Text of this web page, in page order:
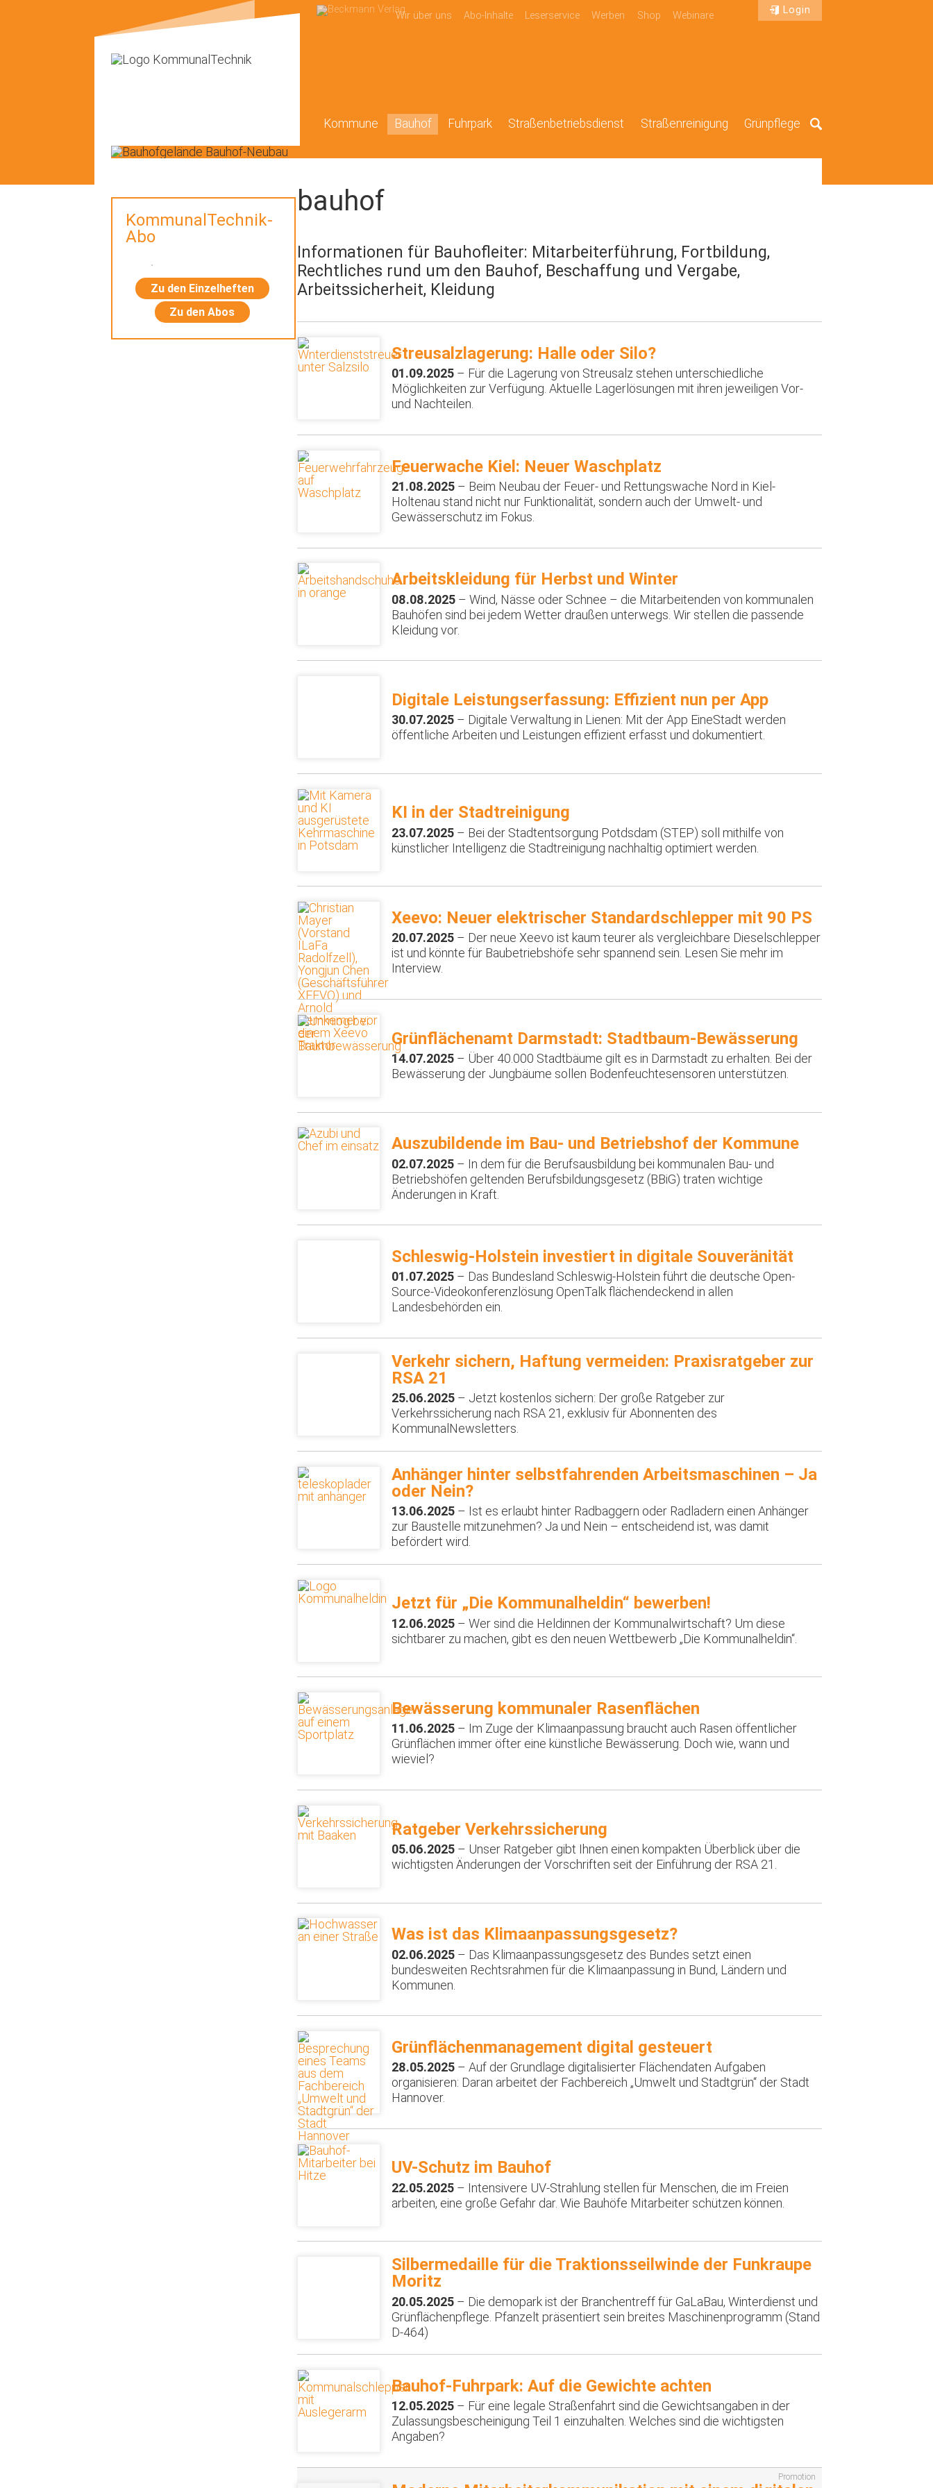
Wir über uns Abo-Inhalte Leserservice Werben Shop Webinare Login
Kommune Bauhof Fuhrpark Straßenbetriebsdienst Straßenreinigung Grünpflege Suche
bauhof
Informationen für Bauhofleiter: Mitarbeiterführung, Fortbildung,
Rechtliches rund um den Bauhof, Beschaffung und Vergabe,
Arbeitssicherheit, Kleidung
Streusalzlagerung: Halle oder Silo?
01.09.2025 – Für die Lagerung von Streusalz stehen unterschiedliche
Möglichkeiten zur Verfügung. Aktuelle Lagerlösungen mit ihren jeweiligen Vor-
und Nachteilen.
Feuerwache Kiel: Neuer Waschplatz
21.08.2025 – Beim Neubau der Feuer- und Rettungswache Nord in Kiel-
Holtenau stand nicht nur Funktionalität, sondern auch der Umwelt- und
Gewässerschutz im Fokus.
Arbeitskleidung für Herbst und Winter
08.08.2025 – Wind, Nässe oder Schnee – die Mitarbeitenden von kommunalen
Bauhöfen sind bei jedem Wetter draußen unterwegs. Wir stellen die passende
Kleidung vor.
Digitale Leistungserfassung: Effizient nun per App
30.07.2025 – Digitale Verwaltung in Lienen: Mit der App EineStadt werden
öffentliche Arbeiten und Leistungen effizient erfasst und dokumentiert.
KI in der Stadtreinigung
23.07.2025 – Bei der Stadtentsorgung Potdsdam (STEP) soll mithilfe von
künstlicher Intelligenz die Stadtreinigung nachhaltig optimiert werden.
Xeevo: Neuer elektrischer Standardschlepper mit 90 PS
20.07.2025 – Der neue Xeevo ist kaum teurer als vergleichbare Dieselschlepper
ist und könnte für Baubetriebshöfe sehr spannend sein. Lesen Sie mehr im
Interview.
Grünflächenamt Darmstadt: Stadtbaum-Bewässerung
14.07.2025 – Über 40.000 Stadtbäume gilt es in Darmstadt zu erhalten. Bei der
Bewässerung der Jungbäume sollen Bodenfeuchtesensoren unterstützen.
Auszubildende im Bau- und Betriebshof der Kommune
02.07.2025 – In dem für die Berufsausbildung bei kommunalen Bau- und
Betriebshöfen geltenden Berufsbildungsgesetz (BBiG) traten wichtige
Änderungen in Kraft.
Schleswig-Holstein investiert in digitale Souveränität
01.07.2025 – Das Bundesland Schleswig-Holstein führt die deutsche Open-
Source-Videokonferenzlösung OpenTalk flächendeckend in allen
Landesbehörden ein.
Verkehr sichern, Haftung vermeiden: Praxisratgeber zur
RSA 21
25.06.2025 – Jetzt kostenlos sichern: Der große Ratgeber zur
Verkehrssicherung nach RSA 21, exklusiv für Abonnenten des
KommunalNewsletters.
Anhänger hinter selbstfahrenden Arbeitsmaschinen – Ja
oder Nein?
13.06.2025 – Ist es erlaubt hinter Radbaggern oder Radladern einen Anhänger
zur Baustelle mitzunehmen? Ja und Nein – entscheidend ist, was damit
befördert wird.
Jetzt für „Die Kommunalheldin“ bewerben!
12.06.2025 – Wer sind die Heldinnen der Kommunalwirtschaft? Um diese
sichtbarer zu machen, gibt es den neuen Wettbewerb „Die Kommunalheldin“.
Bewässerung kommunaler Rasenflächen
11.06.2025 – Im Zuge der Klimaanpassung braucht auch Rasen öffentlicher
Grünflächen immer öfter eine künstliche Bewässerung. Doch wie, wann und
wieviel?
Ratgeber Verkehrssicherung
05.06.2025 – Unser Ratgeber gibt Ihnen einen kompakten Überblick über die
wichtigsten Änderungen der Vorschriften seit der Einführung der RSA 21.
Was ist das Klimaanpassungsgesetz?
02.06.2025 – Das Klimaanpassungsgesetz des Bundes setzt einen
bundesweiten Rechtsrahmen für die Klimaanpassung in Bund, Ländern und
Kommunen.
Grünflächenmanagement digital gesteuert
28.05.2025 – Auf der Grundlage digitalisierter Flächendaten Aufgaben
organisieren: Daran arbeitet der Fachbereich „Umwelt und Stadtgrün“ der Stadt
Hannover.
UV-Schutz im Bauhof
22.05.2025 – Intensivere UV-Strahlung stellen für Menschen, die im Freien
arbeiten, eine große Gefahr dar. Wie Bauhöfe Mitarbeiter schützen können.
Silbermedaille für die Traktionsseilwinde der Funkraupe
Moritz
20.05.2025 – Die demopark ist der Branchentreff für GaLaBau, Winterdienst und
Grünflächenpflege. Pfanzelt präsentiert sein breites Maschinenprogramm (Stand
D-464)
Bauhof-Fuhrpark: Auf die Gewichte achten
12.05.2025 – Für eine legale Straßenfahrt sind die Gewichtsangaben in der
Zulassungsbescheinigung Teil 1 einzuhalten. Welches sind die wichtigsten
Angaben?
Promotion
KommunalTechnik-
Abo
Zu den Einzelheften
Zu den Abos